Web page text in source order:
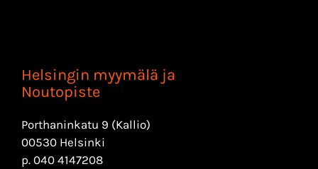
Helsingin myymälä ja
Noutopiste
Porthaninkatu 9 (Kallio)
00530 Helsinki
p. 040 4147208